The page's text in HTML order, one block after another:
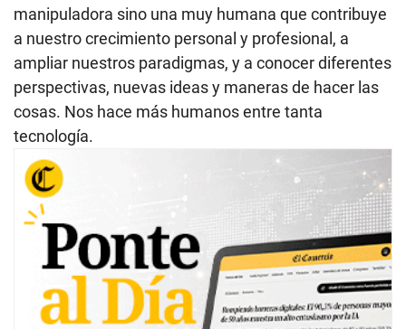
manipuladora sino una muy humana que contribuye
a nuestro crecimiento personal y profesional, a
ampliar nuestros paradigmas, y a conocer diferentes
perspectivas, nuevas ideas y maneras de hacer las
cosas. Nos hace más humanos entre tanta
tecnología.